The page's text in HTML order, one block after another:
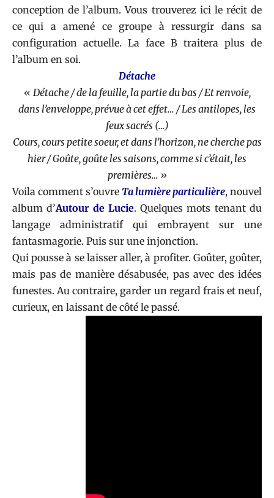
conception de l’album. Vous trouverez ici le récit de
ce qui a amené ce groupe à ressurgir dans sa
configuration actuelle. La face B traitera plus de
l’album en soi.
Détache
« Détache /de la feuille, la partie du bas /Et renvoie,
dans l’enveloppe, prévue à cet effet… /Les antilopes, les
feux sacrés (…)
Cours, cours petite soeur, et dans l’horizon, ne cherche pas
hier /Goûte, goûte les saisons, comme si c’était, les
premières… »
Voila comment s’ouvre Ta lumière particulière, nouvel
album d’Autour de Lucie. Quelques mots tenant du
langage administratif qui embrayent sur une
fantasmagorie. Puis sur une injonction.
Qui pousse à se laisser aller, à profiter. Goûter, goûter,
mais pas de manière désabusée, pas avec des idées
funestes. Au contraire, garder un regard frais et neuf,
curieux, en laissant de côté le passé.